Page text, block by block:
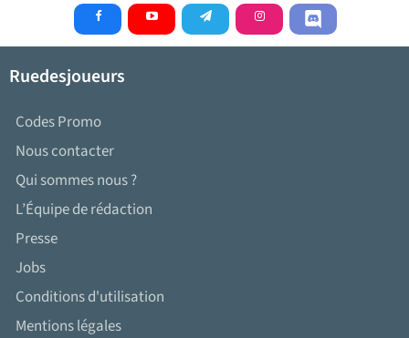
Ruedesjoueurs
Codes Promo
Nous contacter
Qui sommes nous ?
L’Équipe de rédaction
Presse
Jobs
Conditions d'utilisation
Mentions légales